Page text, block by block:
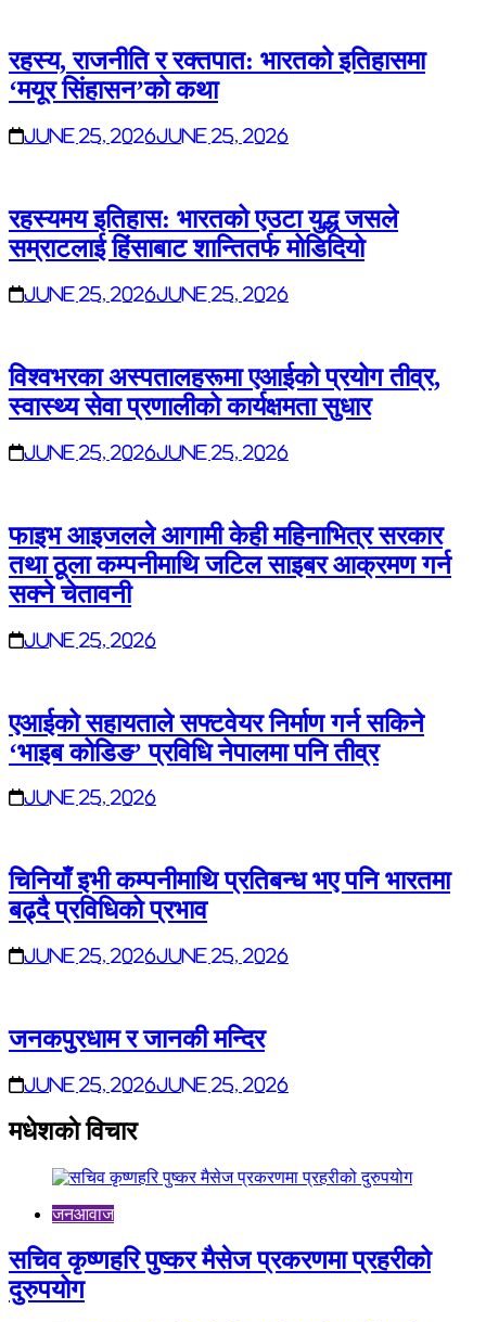
रहस्य, राजनीति र रक्तपात: भारतको इतिहासमा
‘मयूर सिंहासन’को कथा
June 25, 2026June 25, 2026
रहस्यमय इतिहास: भारतको एउटा युद्ध जसले
सम्राटलाई हिंसाबाट शान्तितर्फ मोडिदियो
June 25, 2026June 25, 2026
विश्वभरका अस्पतालहरूमा एआईको प्रयोग तीव्र,
स्वास्थ्य सेवा प्रणालीको कार्यक्षमता सुधार
June 25, 2026June 25, 2026
फाइभ आइजलले आगामी केही महिनाभित्र सरकार
तथा ठूला कम्पनीमाथि जटिल साइबर आक्रमण गर्न
सक्ने चेतावनी
June 25, 2026
एआईको सहायताले सफ्टवेयर निर्माण गर्न सकिने
‘भाइब कोडिङ’ प्रविधि नेपालमा पनि तीव्र
June 25, 2026
चिनियाँ इभी कम्पनीमाथि प्रतिबन्ध भए पनि भारतमा
बढ्दै प्रविधिको प्रभाव
June 25, 2026June 25, 2026
जनकपुरधाम र जानकी मन्दिर
June 25, 2026June 25, 2026
मधेशकाे विचार
जनआवाज
सचिव कृष्णहरि पुष्कर मैसेज प्रकरणमा प्रहरीको
दुरुपयोग